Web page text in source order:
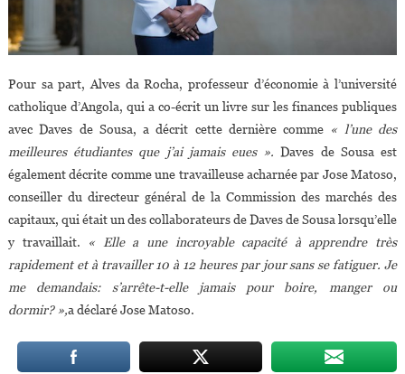
Pour sa part, Alves da Rocha, professeur d’économie à l’université
catholique d’Angola, qui a co-écrit un livre sur les finances publiques
avec Daves de Sousa, a décrit cette dernière comme « l’une des
meilleures étudiantes que j’ai jamais eues ». Daves de Sousa est
également décrite comme une travailleuse acharnée par Jose Matoso,
conseiller du directeur général de la Commission des marchés des
capitaux, qui était un des collaborateurs de Daves de Sousa lorsqu’elle
y travaillait.
« Elle a une incroyable capacité à apprendre très
rapidement et à travailler 10 à 12 heures par jour sans se fatiguer. Je
me demandais: s’arrête-t-elle jamais pour boire, manger ou
dormir? »,a déclaré Jose Matoso.